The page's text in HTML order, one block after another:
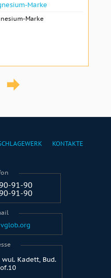
Marke
Marke
KONTAKTE
91-90
91-90
Kadett, Bud.